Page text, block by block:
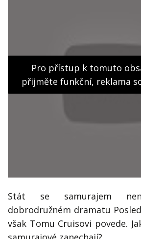
Pro přístup k tomuto
přijměte funkční, reklama
Stát se samurajem
dobrodružném dramatu
však Tomu Cruisovi povede.